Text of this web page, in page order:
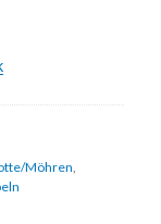
Möhren,